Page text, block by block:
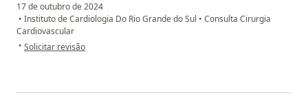
17 de outubro de 2024
• Instituto de Cardiologia Do Rio Grande do Sul • Consulta Cirurgia
Cardiovascular
• na opinião do utilizador Silvia Ribeiro
Solicitar revisão